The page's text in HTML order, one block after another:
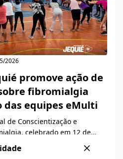
2026
promove ação de
fibromialgia
das equipes eMulti
de Conscientização e
celebrado em 12 de
através da Secretaria de
desta quarta-feira, 6,...